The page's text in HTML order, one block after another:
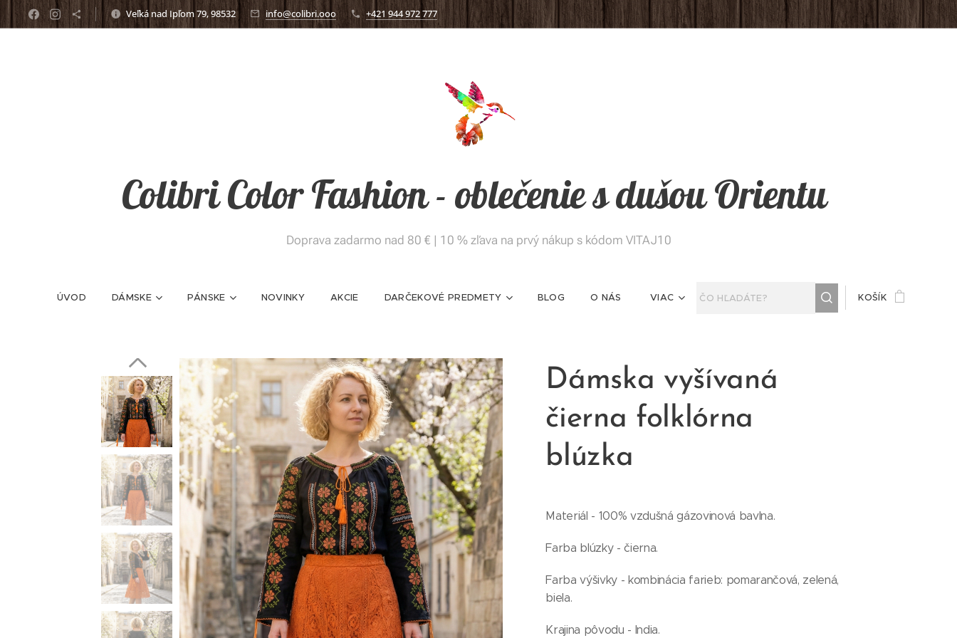
Veľká nad Ipľom 79, 98532 info@colibri.ooo +421 944 972 777
Colibri Color Fashion - oblečenie s dušou Orientu
Doprava zadarmo nad 80 € | 10 % zľava na prvý nákup s kódom VITAJ10
ÚVOD DÁMSKE PÁNSKE NOVINKY AKCIE DARČEKOVÉ PREDMETY BLOG O NÁS VIAC KOŠÍK
Dámska vyšívaná
čierna folklórna
blúzka
Materiál - 100% vzdušná gázovinová bavlna.
Farba blúzky - čierna.
Farba výšivky - kombinácia farieb: pomarančová, zelená,
biela.
Krajina pôvodu - India.